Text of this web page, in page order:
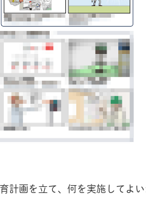
計画を立て、何を実施してよ